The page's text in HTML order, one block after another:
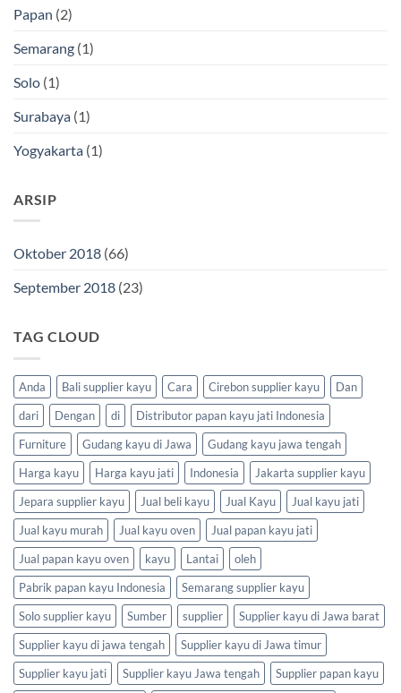
Papan (2)
Semarang (1)
Solo (1)
Surabaya (1)
Yogyakarta (1)
ARSIP
Oktober 2018 (66)
September 2018 (23)
TAG CLOUD
Anda Bali supplier kayu Cara Cirebon supplier kayu
Dan
dari
Dengan di
Distributor papan kayu jati Indonesia
Furniture
Gudang kayu di Jawa
Gudang kayu jawa tengah
Harga kayu
Harga kayu jati Indonesia
Jakarta supplier kayu
Jepara supplier kayu
Jual beli kayu Jual Kayu
Jual kayu jati
Jual kayu murah
Jual kayu oven
Jual papan kayu jati
Jual papan kayu oven
kayu Lantai
oleh
Pabrik papan kayu Indonesia
Semarang supplier kayu
Solo supplier kayu
Sumber supplier
Supplier kayu di Jawa barat
Supplier kayu di jawa tengah
Supplier kayu di Jawa timur
Supplier kayu jati
Supplier kayu Jawa tengah
Supplier papan kayu